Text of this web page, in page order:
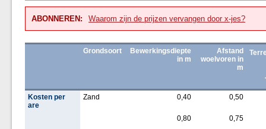
ABONNEREN: Waarom zijn de prijzen vervangen door x-jes?
Grondsoort
Bewerkingsdiepte
in m
Afstand
woelvoren in
m
Kosten per
are
Zand 0,40 0,50
0,80
0,75